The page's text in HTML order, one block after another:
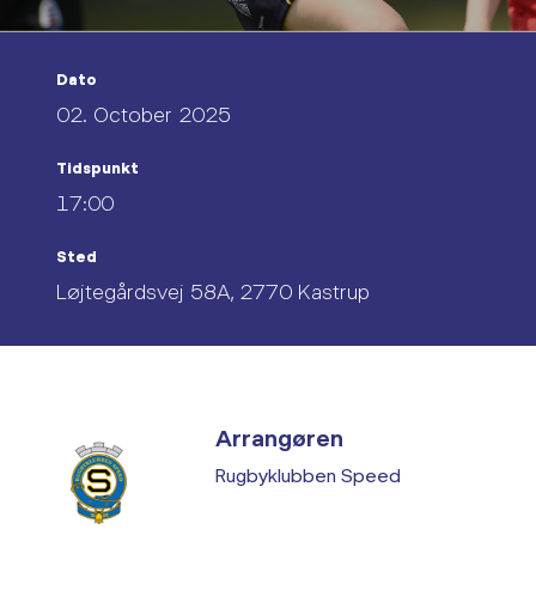
Dato
02. October 2025
Tidspunkt
17:00
Sted
Løjtegårdsvej 58A, 2770 Kastrup
Arrangøren
Rugbyklubben Speed